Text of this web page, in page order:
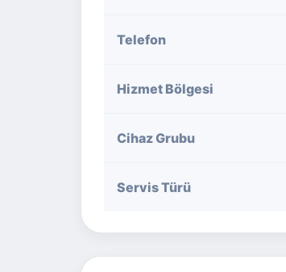
Telefon
Hizmet Bölgesi
Cihaz Grubu
Servis Türü